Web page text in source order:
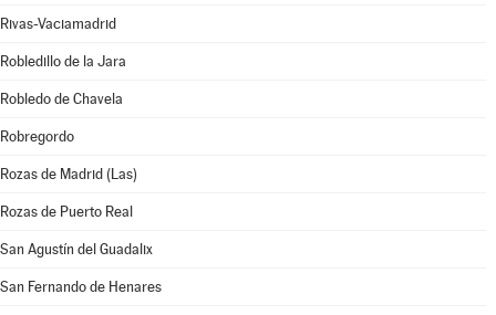
Rivas-Vaciamadrid
Robledillo de la Jara
Robledo de Chavela
Robregordo
Rozas de Madrid (Las)
Rozas de Puerto Real
San Agustín del Guadalix
San Fernando de Henares